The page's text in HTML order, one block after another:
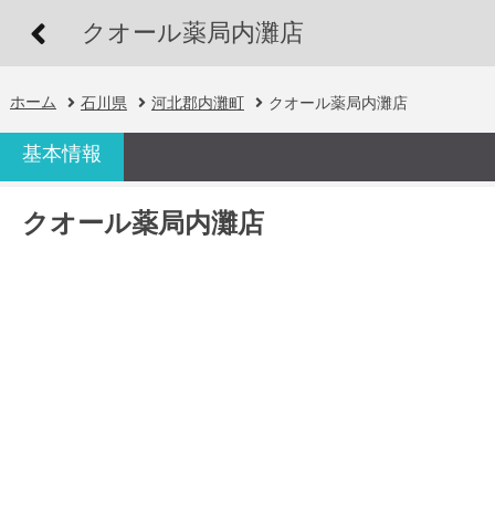
クオール薬局内灘店
ホーム 石川県 河北郡内灘町 クオール薬局内灘店
基本情報
クオール薬局内灘店